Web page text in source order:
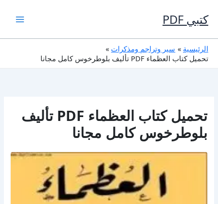
إلى
المحتوى
كتبي PDF
الرئيسية
سير وتراجم ومذكرات
تحميل كتاب العظماء PDF تأليف بلوطرخوس كامل مجانا
تحميل كتاب العظماء PDF تأليف
بلوطرخوس كامل مجانا